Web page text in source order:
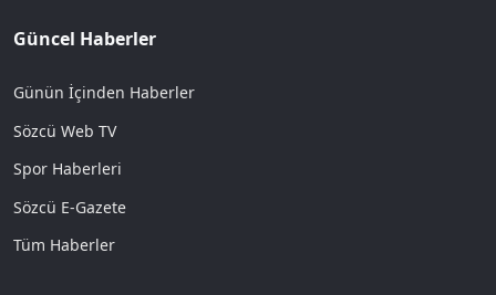
Güncel Haberler
Günün İçinden Haberler
Sözcü Web TV
Spor Haberleri
Sözcü E-Gazete
Tüm Haberler